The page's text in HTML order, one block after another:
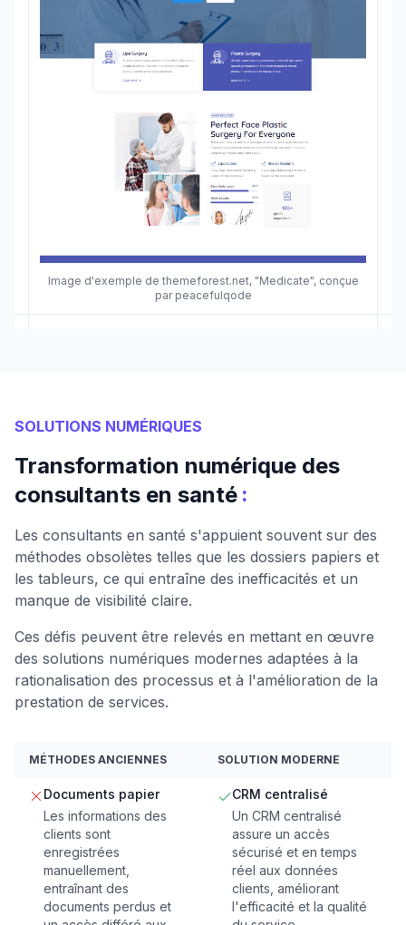
Image d'exemple de themeforest.net, "Medicate", conçue
par peacefulqode
SOLUTIONS NUMÉRIQUES
Transformation numérique des
consultants en santé :
Les consultants en santé s'appuient souvent sur des
méthodes obsolètes telles que les dossiers papiers et
les tableurs, ce qui entraîne des inefficacités et un
manque de visibilité claire.
Ces défis peuvent être relevés en mettant en œuvre
des solutions numériques modernes adaptées à la
rationalisation des processus et à l'amélioration de la
prestation de services.
MÉTHODES ANCIENNES SOLUTION MODERNE
Documents papier
Les informations des
clients sont
enregistrées
manuellement,
entraînant des
documents perdus et
CRM centralisé
Un CRM centralisé
assure un accès
sécurisé et en temps
réel aux données
clients, améliorant
l'efficacité et la qualité